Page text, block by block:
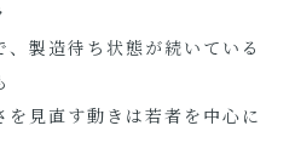
製造待ち状態が続いている
見直す動きは若者を中心に